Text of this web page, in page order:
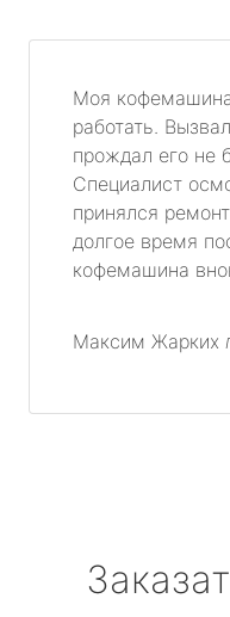
Моя
работать.
прождал его не
Специалист
принялся
долгое время
кофемашина
Максим Жарких